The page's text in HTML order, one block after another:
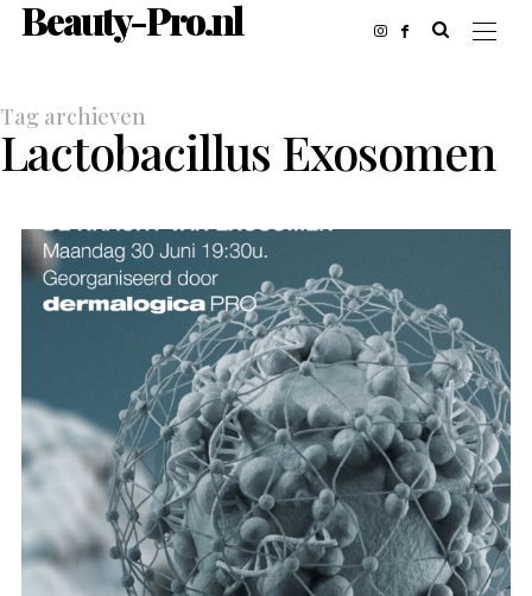
Beauty-Pro.nl
Tag archieven
Lactobacillus Exosomen